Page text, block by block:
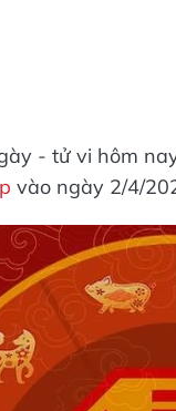
- tử vi hôm
vào ngày 2/4/